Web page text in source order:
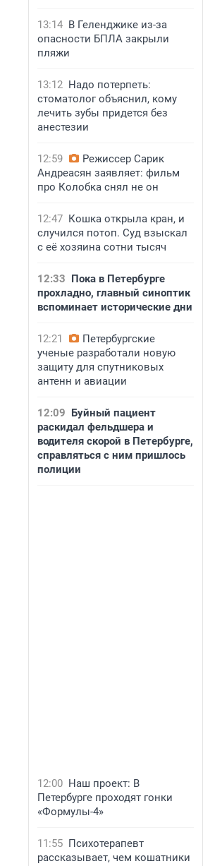
13:14 В Геленджике из-за
опасности БПЛА закрыли
пляжи
13:12 Надо потерпеть:
стоматолог объяснил, кому
лечить зубы придется без
анестезии
12:59
Режиссер Сарик
Андреасян заявляет: фильм
про Колобка снял не он
12:47 Кошка открыла кран, и
случился потоп. Суд взыскал
с её хозяина сотни тысяч
12:33 Пока в Петербурге
прохладно, главный синоптик
вспоминает исторические дни
12:21
Петербургские
ученые разработали новую
защиту для спутниковых
антенн и авиации
12:09 Буйный пациент
раскидал фельдшера и
водителя скорой в Петербурге,
справляться с ним пришлось
полиции
12:00 Наш проект: В
Петербурге проходят гонки
«Формулы-4»
11:55 Психотерапевт
рассказывает, чем кошатники